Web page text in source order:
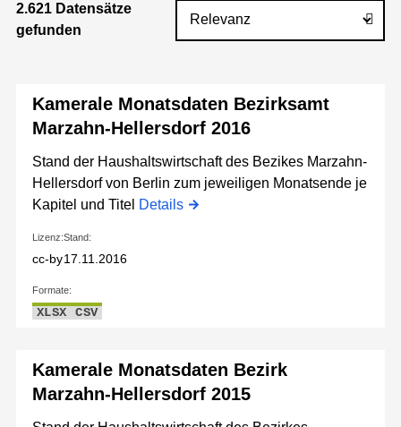
2.621 Datensätze
gefunden
Kamerale Monatsdaten Bezirksamt
Marzahn-Hellersdorf 2016
Stand der Haushaltswirtschaft des Bezikes Marzahn-
Hellersdorf von Berlin zum jeweiligen Monatsende je
Kapitel und Titel Details
Lizenz:
cc-by
Stand:
17.11.2016
Formate:
XLSX CSV
Kamerale Monatsdaten Bezirk
Marzahn-Hellersdorf 2015